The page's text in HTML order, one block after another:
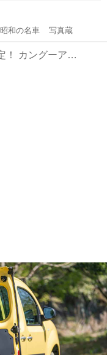
昭和の名車 写真蔵
10セット限定！ カングーアウトドアキットBOXをルノーが4月30日に発売。12種類のグッズをセットに